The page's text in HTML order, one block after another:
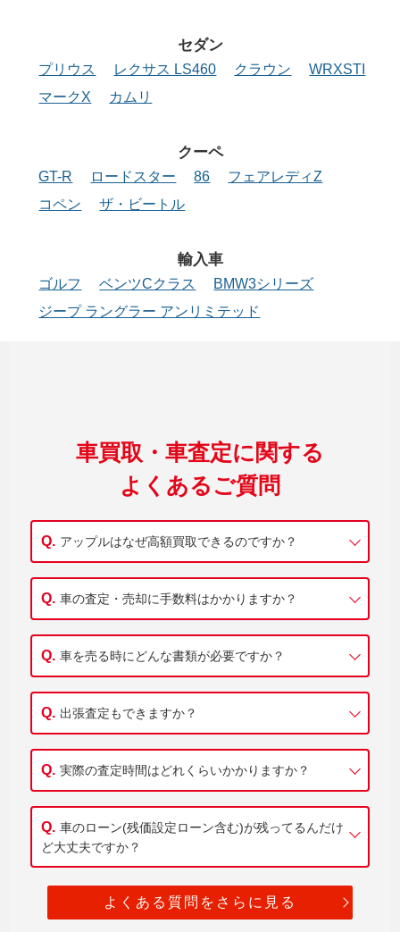
セダン
プリウス レクサス LS460 クラウン
WRXSTI
マークX
カムリ
クーペ
GT-R ロードスター 86
フェアレディZ
コペン
ザ・ビートル
輸入車
ゴルフ ベンツCクラス
BMW3シリーズ
ジープ ラングラー アンリミテッド
車買取・車査定に関する
よくあるご質問
アップルはなぜ高額買取できるのですか？
車の査定・売却に手数料はかかりますか？
車を売る時にどんな書類が必要ですか？
出張査定もできますか？
実際の査定時間はどれくらいかかりますか？
車のローン(残価設定ローン含む)が残ってるんだけ
ど大丈夫ですか？
よくある質問をさらに見る